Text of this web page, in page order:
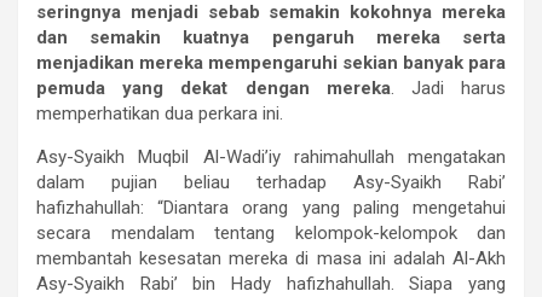
seringnya menjadi sebab semakin kokohnya mereka
dan semakin kuatnya pengaruh mereka serta
menjadikan mereka mempengaruhi sekian banyak para
pemuda yang dekat dengan mereka. Jadi harus
memperhatikan dua perkara ini.
Asy-Syaikh Muqbil Al-Wadi’iy rahimahullah mengatakan
dalam pujian beliau terhadap Asy-Syaikh Rabi’
hafizhahullah: “Diantara orang yang paling mengetahui
secara mendalam tentang kelompok-kelompok dan
membantah kesesatan mereka di masa ini adalah Al-Akh
Asy-Syaikh Rabi’ bin Hady hafizhahullah. Siapa yang